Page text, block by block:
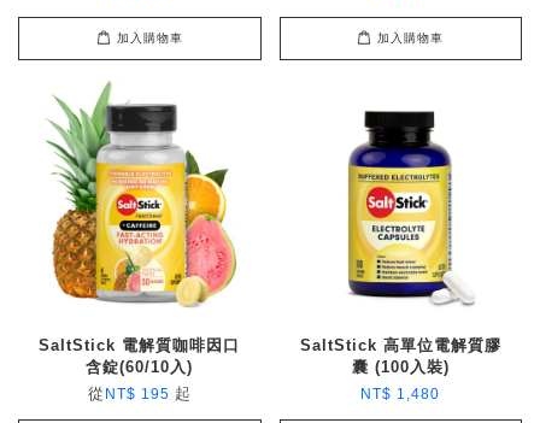
加入購物車 加入購物車
SaltStick 電解質咖啡因口
含錠(60/10入)
從 NT$ 195 起
SaltStick 高單位電解質膠
囊 (100入裝)
NT$ 1,480